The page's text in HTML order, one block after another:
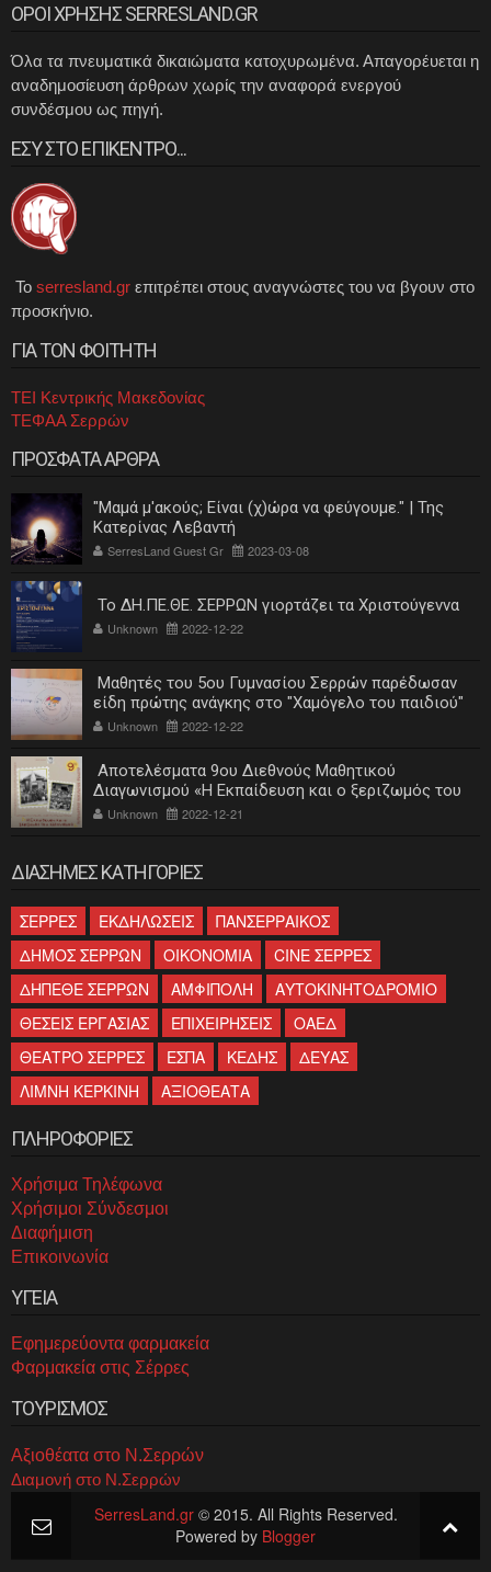
ΟΡΟΙ ΧΡΗΣΗΣ SERRESLAND.GR
Όλα τα πνευματικά δικαιώματα κατοχυρωμένα. Απαγορέυεται η
αναδημοσίευση άρθρων χωρίς την αναφορά ενεργού
συνδέσμου ως πηγή.
ΕΣΥ ΣΤΟ ΕΠΙΚΕΝΤΡΟ...
Το serresland.gr επιτρέπει στους αναγνώστες του να βγουν στο
προσκήνιο.
ΓΙΑ ΤΟΝ ΦΟΙΤΗΤΗ
ΤΕΙ Κεντρικής Μακεδονίας
ΤΕΦΑΑ Σερρών
ΠΡΟΣΦΑΤΑ ΑΡΘΡΑ
"Μαμά μ'ακούς; Είναι (χ)ώρα να φεύγουμε." | Της
Κατερίνας Λεβαντή
SerresLand Guest Gr 2023-03-08
Το ΔΗ.ΠΕ.ΘΕ. ΣΕΡΡΩΝ γιορτάζει τα Χριστούγεννα
Unknown 2022-12-22
Μαθητές του 5ου Γυμνασίου Σερρών παρέδωσαν
είδη πρώτης ανάγκης στο "Χαμόγελο του παιδιού"
Unknown 2022-12-22
Αποτελέσματα 9ου Διεθνούς Μαθητικού
Διαγωνισμού «Η Εκπαίδευση και ο ξεριζωμός του
ελληνισμού»
Unknown 2022-12-21
ΔΙΑΣΗΜΕΣ ΚΑΤΗΓΟΡΙΕΣ
ΣΕΡΡΕΣ ΕΚΔΗΛΩΣΕΙΣ
ΠΑΝΣΕΡΡΑΙΚΟΣ
ΔΗΜΟΣ ΣΕΡΡΩΝ
ΟΙΚΟΝΟΜΙΑ
CINE ΣΕΡΡΕΣ
ΔΗΠΕΘΕ ΣΕΡΡΩΝ
ΑΜΦΙΠΟΛΗ
ΑΥΤΟΚΙΝΗΤΟΔΡΟΜΙΟ
ΘΕΣΕΙΣ ΕΡΓΑΣΙΑΣ
ΕΠΙΧΕΙΡΗΣΕΙΣ
ΟΑΕΔ
ΘΕΑΤΡΟ ΣΕΡΡΕΣ
ΕΣΠΑ ΚΕΔΗΣ
ΔΕΥΑΣ
ΛΙΜΝΗ ΚΕΡΚΙΝΗ
ΑΞΙΟΘΕΑΤΑ
ΠΛΗΡΟΦΟΡΙΕΣ
Χρήσιμα Τηλέφωνα
Χρήσιμοι Σύνδεσμοι
Διαφήμιση
Επικοινωνία
ΥΓΕΙΑ
Εφημερεύοντα φαρμακεία
Φαρμακεία στις Σέρρες
ΤΟΥΡΙΣΜΟΣ
Αξιοθέατα στο Ν.Σερρών
Διαμονή στο Ν.Σερρών
SerresLand.gr© 2015. All Rights Reserved.
Powered by Blogger